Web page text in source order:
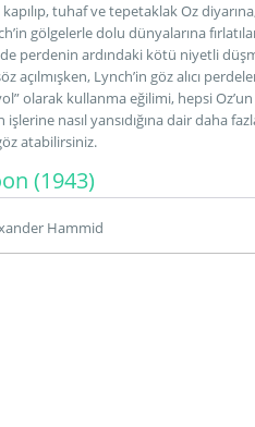
kapılıp, tuhaf ve tepetaklak Oz
gölgelerle dolu dünyalarına
perdenin ardındaki kötü niyetli
Lynch’in göz alıcı
olarak kullanma eğilimi, hepsi
nasıl yansıdığına dair daha
atabilirsiniz.
(1943)
Hammid